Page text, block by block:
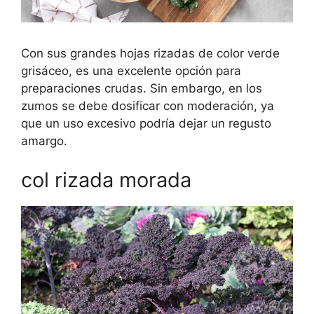
Con sus grandes hojas rizadas de color verde
grisáceo, es una excelente opción para
preparaciones crudas. Sin embargo, en los
zumos se debe dosificar con moderación, ya
que un uso excesivo podría dejar un regusto
amargo.
col rizada morada